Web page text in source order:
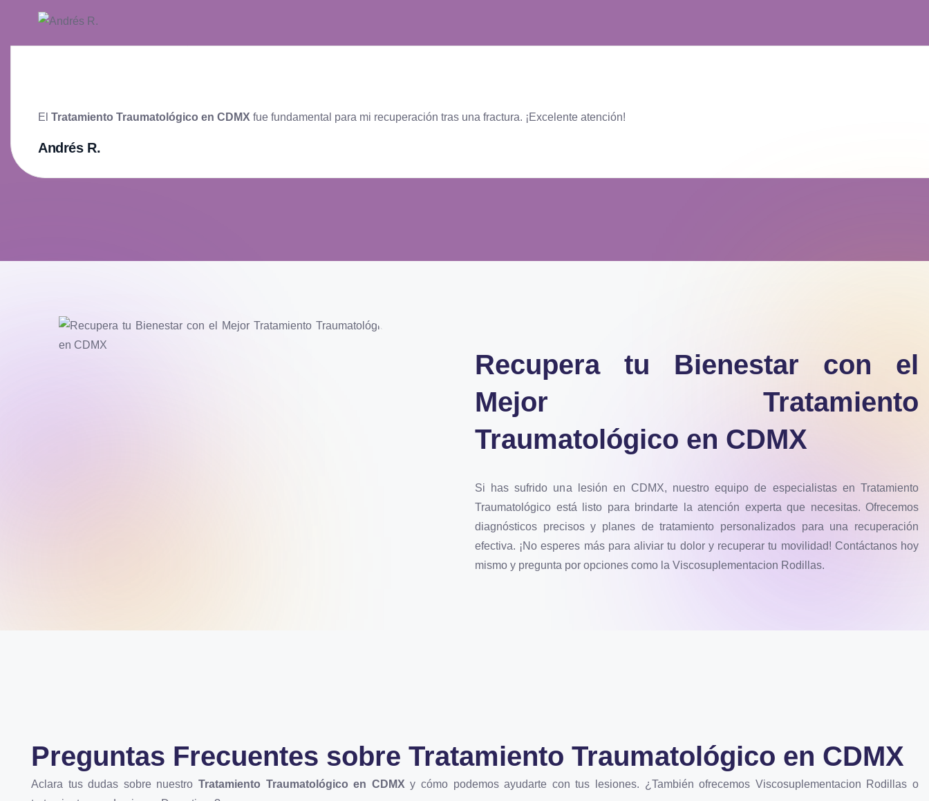
El Tratamiento Traumatológico en CDMX fue fundamental para mi recuperación tras una fractura. ¡Excelente atención!
Andrés R.
Recupera tu Bienestar con el
Mejor Tratamiento
Traumatológico en CDMX
Si has sufrido una lesión en CDMX, nuestro equipo de especialistas en Tratamiento
Traumatológico está listo para brindarte la atención experta que necesitas. Ofrecemos
diagnósticos precisos y planes de tratamiento personalizados para una recuperación
efectiva. ¡No esperes más para aliviar tu dolor y recuperar tu movilidad! Contáctanos hoy
mismo y pregunta por opciones como la Viscosuplementacion Rodillas.
Preguntas Frecuentes sobre Tratamiento Traumatológico en CDMX
Aclara tus dudas sobre nuestro Tratamiento Traumatológico en CDMX y cómo podemos ayudarte con tus lesiones. ¿También ofrecemos Viscosuplementacion Rodillas o